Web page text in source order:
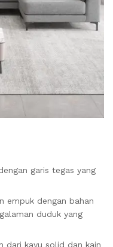
garis tegas yang
empuk dengan bahan
duduk yang
dari kayu solid dan kain